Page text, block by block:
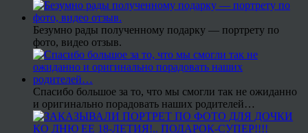
Безумно рады полученному подарку — портрету по
фото, видео отзыв.
Спасибо большое за то, что мы смогли так не ожиданно
и оригинально порадовать наших родителей…